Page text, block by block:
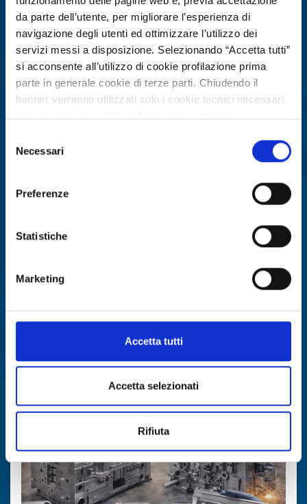
da parte dell’utente, per migliorare l’esperienza di
navigazione degli utenti ed ottimizzare l’utilizzo dei
servizi messi a disposizione. Selezionando “Accetta tutti”
si acconsente all’utilizzo di cookie profilazione prima
parte in generale cookie di terze parti. Chiudendo il
banner verranno utilizzati solo i cookie tecnici necessari
Per conoscere i dettagli, consulta la nostra cookie policy.
https://www.openinnovation.regione.lombardia.it/it/co
https://www.openinnovation.regione.lombardia.it/it/pr
delNecessari
Preferenze
Statistiche
Marketing
Accetta tutti
Accetta selezionati
Rifiuta
Expires on26 febbraio 2027
Business offer
sughero e NHL per riqualificazione
ID: BOPL20251120001
DISCOVER MORE →
Expires on26 febbraio 2027